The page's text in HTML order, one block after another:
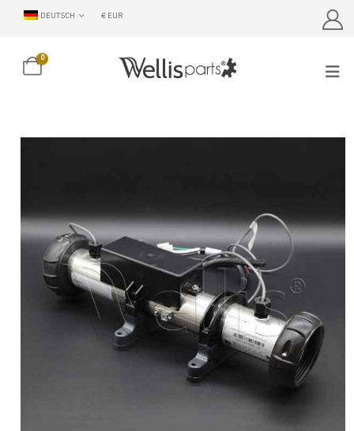
DEUTSCH € EUR
0